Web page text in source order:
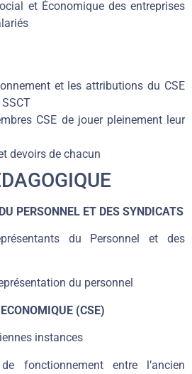
et Économique des entreprises
et les attributions du CSE
CSE de jouer pleinement leur
devoirs de chacun
PERSONNEL ET DES SYNDICATS
du Personnel et des
du personnel
(CSE)
instances
fonctionnement entre l’ancien